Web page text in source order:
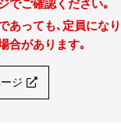
でご確認ください｡
あっても､定員にな
合があります｡
ジ